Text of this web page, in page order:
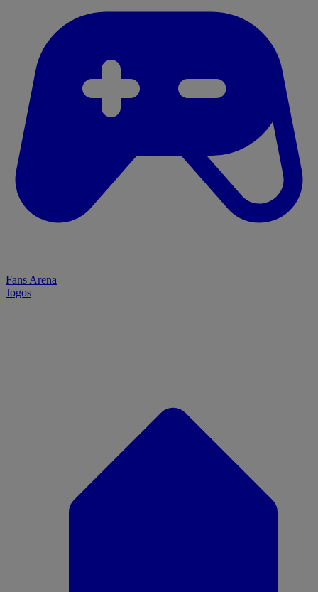
Fans Arena
Jogos